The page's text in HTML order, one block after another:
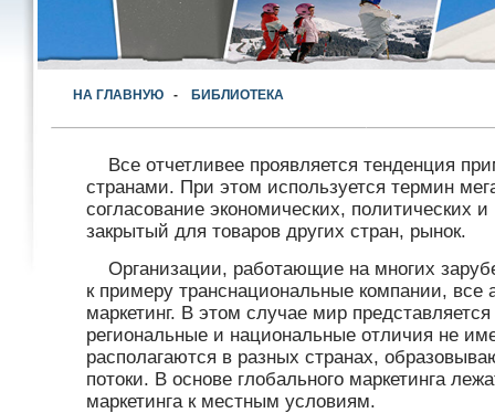
НА ГЛАВНУЮ - БИБЛИОТЕКА
Все отчетливее проявляется тенденция
странами. При этом используется термин
согласование экономических, политических
закрытый для товаров других стран, рынок.
Организации, работающие на многих
к примеру транснациональные компании,
маркетинг. В этом случае мир
региональные и национальные отличия не
располагаются в разных странах,
потоки. В основе глобального маркетинга
маркетинга к местным условиям.